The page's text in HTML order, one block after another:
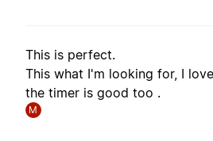
This is perfect.
This what I'm looking for, I
the timer is good too .
M